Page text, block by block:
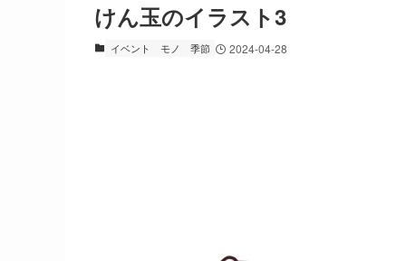
けん玉のイラスト3
イベント モノ 季節 2024-04-28